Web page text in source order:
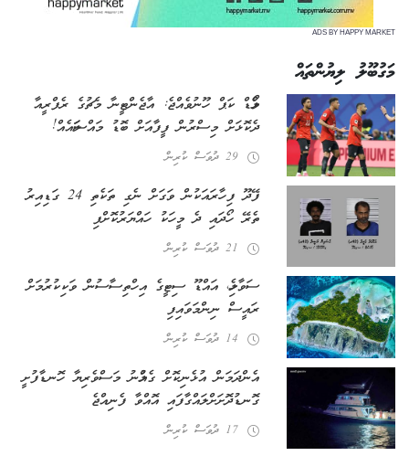
ADS BY HAPPY MARKET
މަގުބޫލު ލިޔުންތައް
ވޯލްޑް ކަޕް ހޫނުވެއްޖެ: އާޖެންޓީނާ މެޗުގެ ރެފްރީއާ
ދެކޮޅަށް މިސްރުން ފީފާއަށް ބޮޑު މައްސަލައެއް!
29 ދުވަސް ކުރިން
ފޭދޫ ފިހާރައަކުން ވަގަށް ނެގި ތަކެތި 24 ގަޑިއިރު
ތެރޭ ހޯދައި ދެ މީހަކު ހައްޔަރުކޮށްފި
21 ދުވަސް ކުރިން
ސަވާހެލި، އައްޑޫ ސިޓީގެ އިހްތިސާސުން ވަކިކުރުމަށް
ރައީސް ނިންމަވައިފި
14 ދުވަސް ކުރިން
އެންދަމަން އުޅެނިކޮށް ގެއްލުނު މަސްވެރިޔާ ހޮނޑާފުށީ
ގޮނޑުދޮށަށް ލައްގާފައި އޮއްވާ ފެނިއްޖެ
17 ދުވަސް ކުރިން